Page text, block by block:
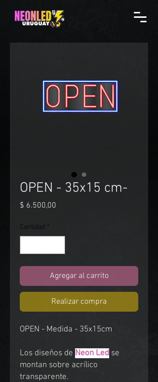
OPEN - 35x15 cm-
$ 6.500,00
Cantidad *
Agregar al carrito
Realizar compra
OPEN - Medida - 35x15cm
Los diseños de Neon Led se
montan sobre acrílico
transparente.